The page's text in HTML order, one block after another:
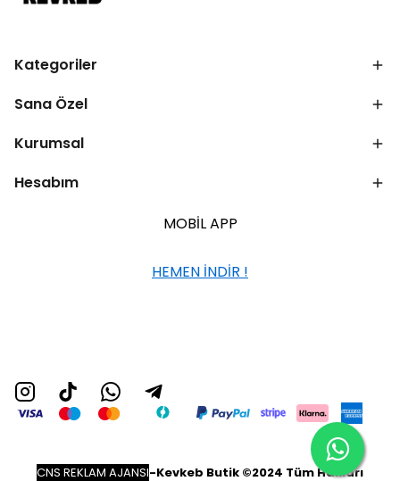
Kategoriler
Sana Özel
Kurumsal
Hesabım
MOBİL APP
HEMEN İNDİR !
CNS REKLAM AJANSI-Kevkeb Butik ©2024 Tüm Hakları